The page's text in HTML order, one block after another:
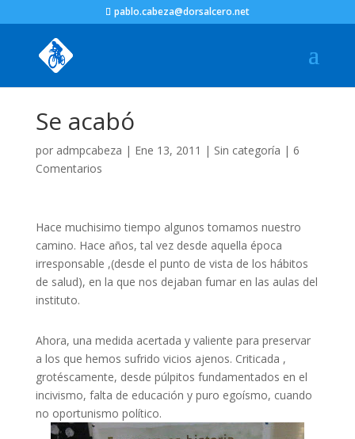
pablo.cabeza@dorsalcero.net
Se acabó
por admpcabeza | Ene 13, 2011 | Sin categoría | 6
Comentarios
Hace muchisimo tiempo algunos tomamos nuestro
camino. Hace años, tal vez desde aquella época
irresponsable ,(desde el punto de vista de los hábitos
de salud), en la que nos dejaban fumar en las aulas del
instituto.
Ahora, una medida acertada y valiente para preservar
a los que hemos sufrido vicios ajenos. Criticada ,
grotéscamente, desde púlpitos fundamentados en el
incivismo, falta de educación y puro egoísmo, cuando
no oportunismo político.